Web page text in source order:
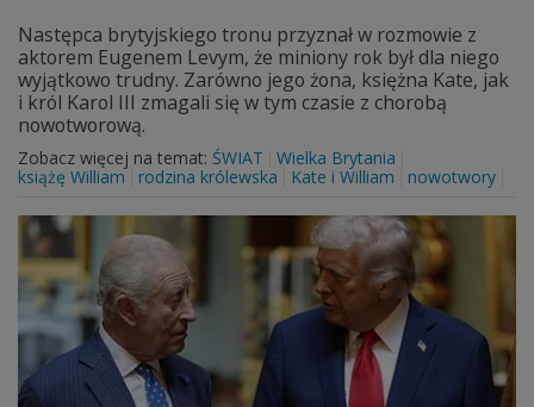
Następca brytyjskiego tronu przyznał w rozmowie z
aktorem Eugenem Levym, że miniony rok był dla niego
wyjątkowo trudny. Zarówno jego żona, księżna Kate, jak
i król Karol III zmagali się w tym czasie z chorobą
nowotworową.
Zobacz więcej na temat: ŚWIAT
Wielka Brytania
książę William
rodzina królewska Kate i William nowotwory